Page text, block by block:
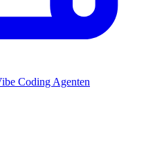
Coding Agenten